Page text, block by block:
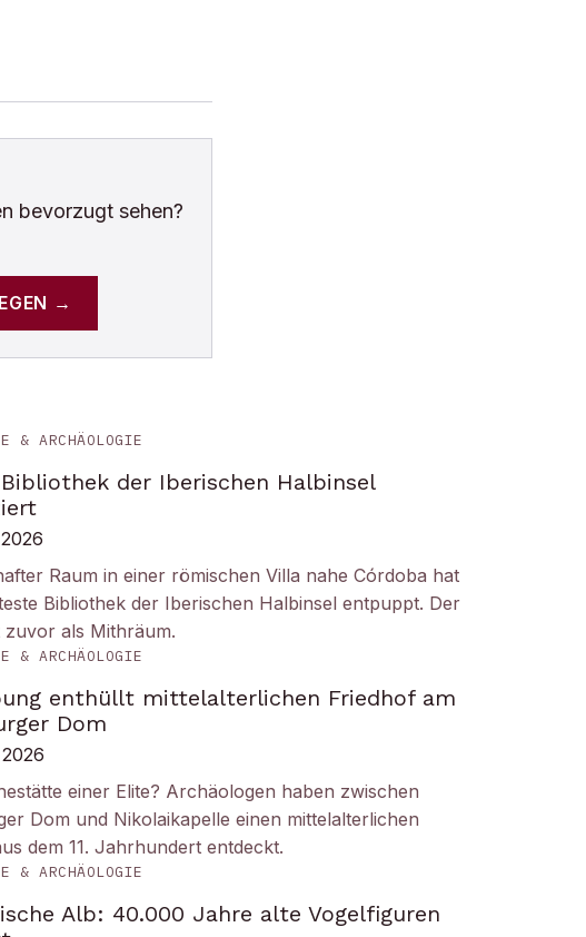
bevorzugt sehen?
→
& ARCHÄOLOGIE
der Iberischen Halbinsel
Raum in einer römischen Villa nahe Córdoba hat
Bibliothek der Iberischen Halbinsel entpuppt. Der
zuvor als Mithräum.
& ARCHÄOLOGIE
enthüllt mittelalterlichen Friedhof am
Dom
einer Elite? Archäologen haben zwischen
Dom und Nikolaikapelle einen mittelalterlichen
dem 11. Jahrhundert entdeckt.
& ARCHÄOLOGIE
Alb: 40.000 Jahre alte Vogelfiguren